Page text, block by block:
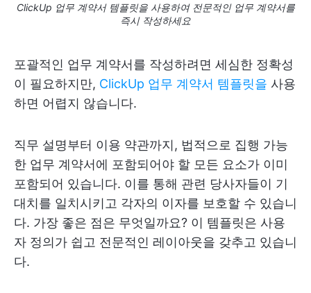
ClickUp 업무 계약서 템플릿을 사용하여 전문적인 업무 계약서를
즉시 작성하세요
포괄적인 업무 계약서를 작성하려면 세심한 정확성
이 필요하지만, ClickUp 업무 계약서 템플릿을 사용
하면 어렵지 않습니다.
직무 설명부터 이용 약관까지, 법적으로 집행 가능
한 업무 계약서에 포함되어야 할 모든 요소가 이미
포함되어 있습니다. 이를 통해 관련 당사자들이 기
대치를 일치시키고 각자의 이자를 보호할 수 있습니
다. 가장 좋은 점은 무엇일까요? 이 템플릿은 사용
자 정의가 쉽고 전문적인 레이아웃을 갖추고 있습니
다.